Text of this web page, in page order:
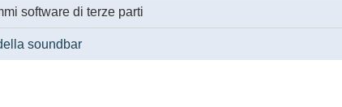
software di terze parti
soundbar